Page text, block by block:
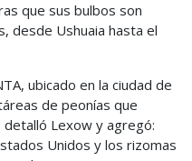
que sus bulbos son
desde Ushuaia hasta el
ubicado en la ciudad de
de peonías que
detalló Lexow y agregó:
Unidos y los rizomas